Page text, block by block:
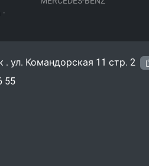
·
. ул. Командорская 11 стр. 2
55